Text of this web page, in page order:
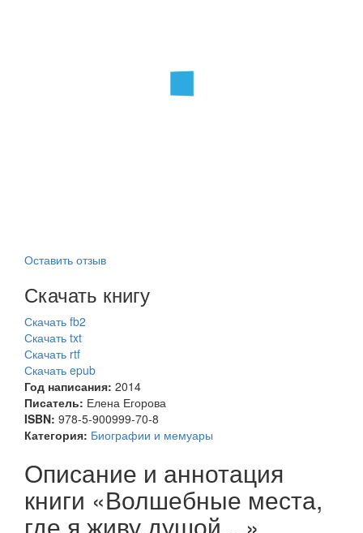
Оставить отзыв
Скачать книгу
Скачать fb2
Скачать txt
Скачать rtf
Скачать epub
Год написания: 2014
Писатель: Елена Егорова
ISBN: 978-5-900999-70-8
Категория: Биографии и мемуары
Описание и аннотация
книги «Волшебные места,